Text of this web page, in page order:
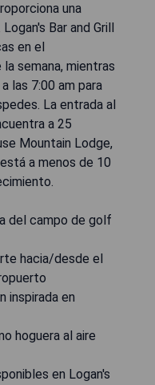
una
Bar and Grill
en el
semana, mientras
las 7:00 am para
La entrada al
a 25
Mountain Lodge,
a menos de 10
del campo de golf
hacia/desde el
inspirada en
hoguera al aire
en Logan's